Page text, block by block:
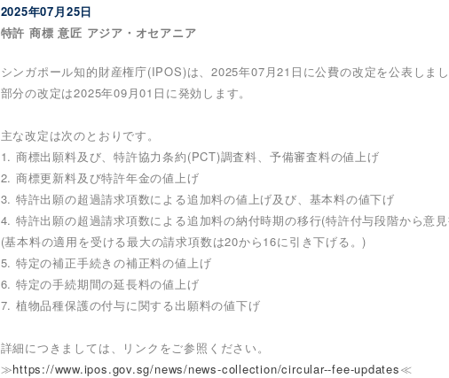
2025年07月25日
特許 商標 意匠 アジア・オセアニア
シンガポール知的財産権庁(IPOS)は、2025年07月21日に公費の改定を公表しま
部分の改定は2025年09月01日に発効します。
主な改定は次のとおりです。
1. 商標出願料及び、特許協力条約(PCT)調査料、予備審査料の値上げ
2. 商標更新料及び特許年金の値上げ
3. 特許出願の超過請求項数による追加料の値上げ及び、基本料の値下げ
4. 特許出願の超過請求項数による追加料の納付時期の移行(特許付与段階から意
(基本料の適用を受ける最大の請求項数は20から16に引き下げる。)
5. 特定の補正手続きの補正料の値上げ
6. 特定の手続期間の延長料の値上げ
7. 植物品種保護の付与に関する出願料の値下げ
詳細につきましては、リンクをご参照ください。
≫https://www.ipos.gov.sg/news/news-collection/circular--fee-updates≪